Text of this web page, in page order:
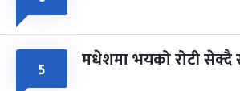
५ मधेशमा भयको रोटी सेक्दै